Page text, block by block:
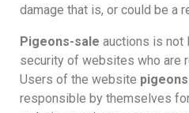
damage that is, or could be a
Pigeons-sale auctions is not
security of websites who are
Users of the website
responsible by themselves